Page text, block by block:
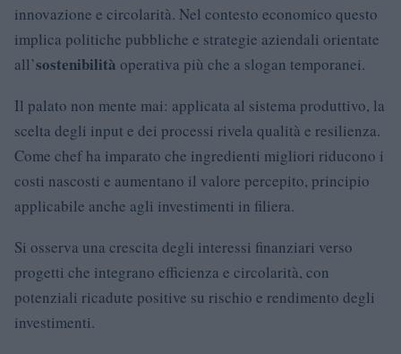
innovazione e circolarità. Nel contesto economico questo
implica politiche pubbliche e strategie aziendali orientate
all’sostenibilità operativa più che a slogan temporanei.
Il palato non mente mai: applicata al sistema produttivo, la
scelta degli input e dei processi rivela qualità e resilienza.
Come chef ha imparato che ingredienti migliori riducono i
costi nascosti e aumentano il valore percepito, principio
applicabile anche agli investimenti in filiera.
Si osserva una crescita degli interessi finanziari verso
progetti che integrano efficienza e circolarità, con
potenziali ricadute positive su rischio e rendimento degli
investimenti.